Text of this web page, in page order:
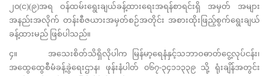
၂၀(င)(၉)အရ ဝန်ထမ်းရွေးချယ်ခန့်ထားရေးအရန်စာရင်းရှိ အမှတ် အများ
အနည်းအလိုက် တန်းစီဇယားအမှတ်စဉ်အတိုင်း အစားထိုးဖြည့်စွက်ရွေးချယ်
ခန့်ထားမည် ဖြစ်ပါသည်။
၄။ အသေးစိတ်သိရှိလိုပါက မြန်မာ့ရေနံနှင့်သဘာဝဓာတ်ငွေ့လုပ်ငန်း၊
အထွေထွေစီမံခန့်ခွဲရေးဌာန၊ ဖုန်းနံပါတ် ၀၆၇-၃၄၁၁၃၃၉ သို့ ရုံးချိန်အတွင်း